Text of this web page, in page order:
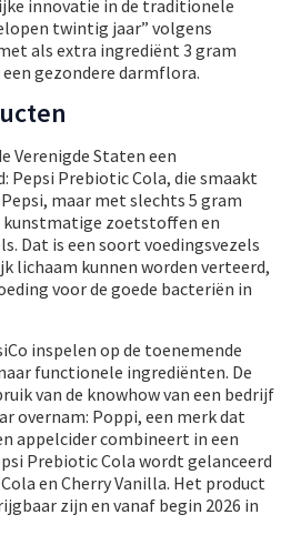
innovatie in de traditionele
twintig jaar” volgens
als extra ingrediënt 3 gram
gezondere darmflora.
Verenigde Staten een
Pepsi Prebiotic Cola, die smaakt
maar met slechts 5 gram
kunstmatige zoetstoffen en
Dat is een soort voedingsvezels
lichaam kunnen worden verteerd,
voor de goede bacteriën in
inspelen op de toenemende
functionele ingrediënten. De
van de knowhow van een bedrijf
overnam: Poppi, een merk dat
appelcider combineert in een
Prebiotic Cola wordt gelanceerd
en Cherry Vanilla. Het product
zijn en vanaf begin 2026 in